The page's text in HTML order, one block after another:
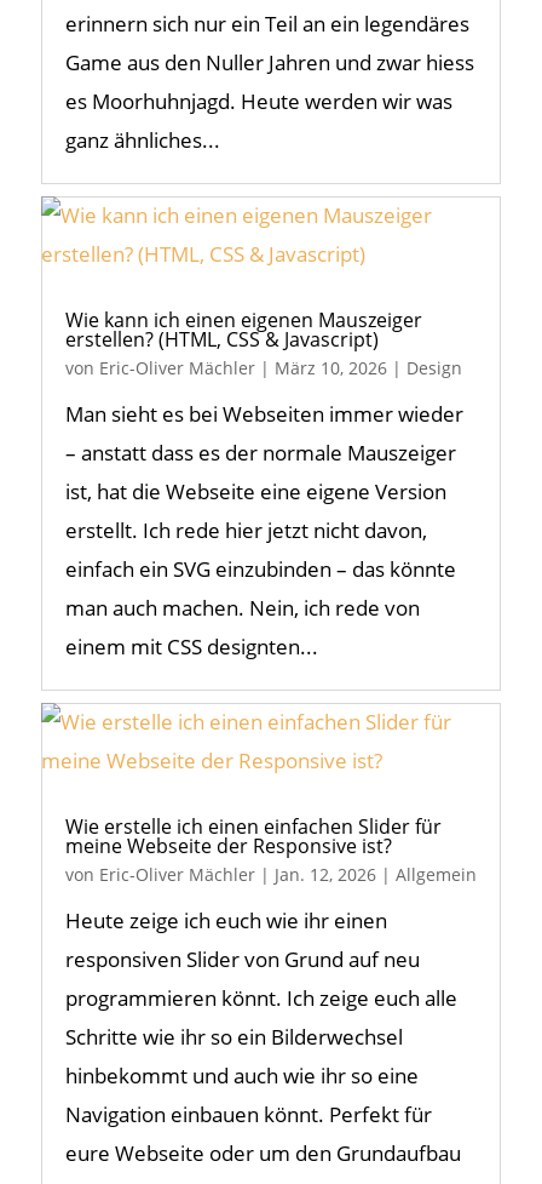
erinnern sich nur ein Teil an ein legendäres
Game aus den Nuller Jahren und zwar hiess
es Moorhuhnjagd. Heute werden wir was
ganz ähnliches...
Wie kann ich einen eigenen Mauszeiger
erstellen? (HTML, CSS & Javascript)
von Eric-Oliver Mächler| März 10, 2026| Design
Man sieht es bei Webseiten immer wieder
– anstatt dass es der normale Mauszeiger
ist, hat die Webseite eine eigene Version
erstellt. Ich rede hier jetzt nicht davon,
einfach ein SVG einzubinden – das könnte
man auch machen. Nein, ich rede von
einem mit CSS designten...
Wie erstelle ich einen einfachen Slider für
meine Webseite der Responsive ist?
von Eric-Oliver Mächler| Jan. 12, 2026| Allgemein
Heute zeige ich euch wie ihr einen
responsiven Slider von Grund auf neu
programmieren könnt. Ich zeige euch alle
Schritte wie ihr so ein Bilderwechsel
hinbekommt und auch wie ihr so eine
Navigation einbauen könnt. Perfekt für
eure Webseite oder um den Grundaufbau